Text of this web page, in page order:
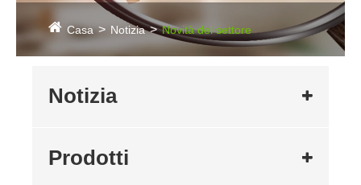
Casa Notizia Novità del settore
Notizia
Prodotti